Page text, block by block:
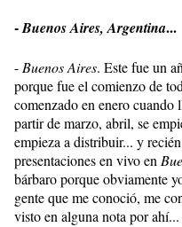
-Buenos Aires, Argentina...
-Buenos Aires. Este fue un
porque fue el comienzo de
comenzado en enero cuando
partir de marzo, abril, se
empieza a distribuir... y
presentaciones en vivo en
bárbaro porque obviamente
gente que me conoció, me
visto en alguna nota por ahí...